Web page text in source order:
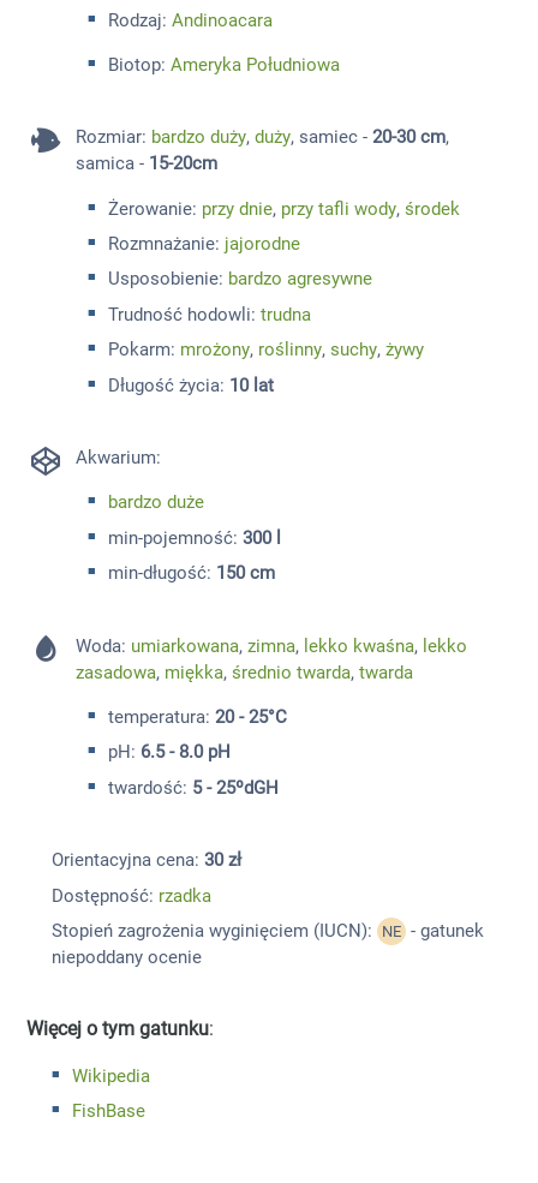
Rodzaj: Andinoacara
Biotop: Ameryka Południowa
Rozmiar: bardzo duży,duży, samiec -20-30 cm,
samica - 15-20cm
Żerowanie: przy dnie, przy tafli wody, środek
Rozmnażanie: jajorodne
Usposobienie: bardzo agresywne
Trudność hodowli: trudna
Pokarm: mrożony, roślinny, suchy, żywy
Długość życia: 10 lat
Akwarium:
bardzo duże
min-pojemność: 300 l
min-długość: 150 cm
Woda: umiarkowana,zimna, lekko kwaśna, lekko
zasadowa, miękka,średnio twarda,twarda
temperatura: 20 - 25°C
pH: 6.5 - 8.0 pH
twardość: 5 - 25ºdGH
Orientacyjna cena: 30 zł
Dostępność: rzadka
Stopień zagrożenia wyginięciem (IUCN):
NE - gatunek
niepoddany ocenie
Więcej o tym gatunku:
Wikipedia
FishBase